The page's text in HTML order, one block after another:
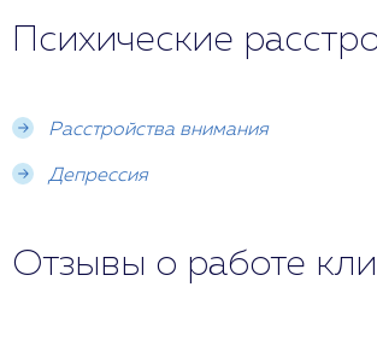
Психические
Расстройства внимания
Депрессия
Отзывы о работе